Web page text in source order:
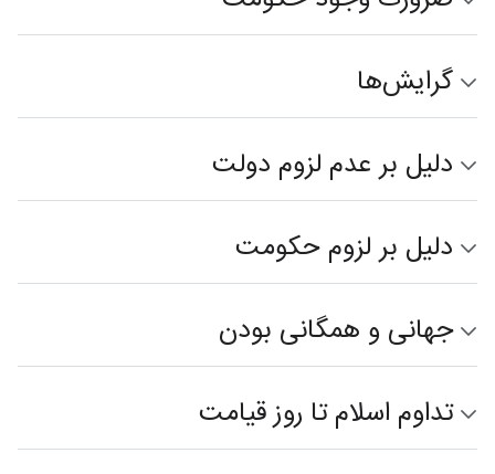
گرایش‌ها
دلیل بر عدم لزوم دولت
دلیل بر لزوم حکومت
جهانی و همگانی بودن
تداوم اسلام تا روز قیامت